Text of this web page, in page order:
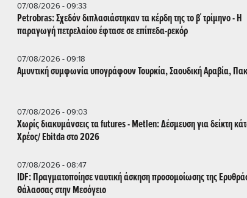
07/08/2026 - 09:33
Petrobras: Σχεδόν διπλασιάστηκαν τα κέρδη της το β΄ τρίμηνο - Η
παραγωγή πετρελαίου έφτασε σε επίπεδα-ρεκόρ
07/08/2026 - 09:18
Αμυντική συμφωνία υπογράφουν Τουρκία, Σαουδική Αραβία,
07/08/2026 - 09:03
Χωρίς διακυμάνσεις τα futures - Metlen: Δέσμευση για δείκτη
Χρέος/ Εbitda στο 2026
07/08/2026 - 08:47
IDF: Πραγματοποίησε ναυτική άσκηση προσομοίωσης της
Θάλασσας στην Μεσόγειο